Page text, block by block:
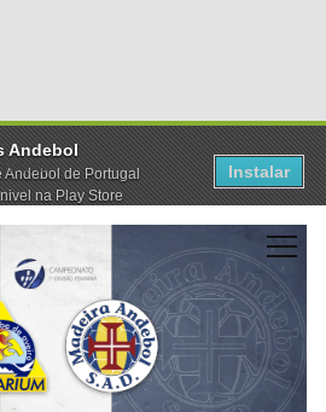
Andebol
Andebol de Portugal
na Play Store
Instalar